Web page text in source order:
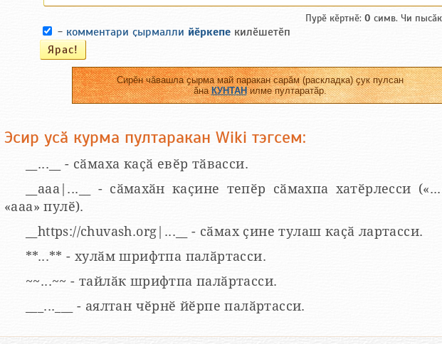
Пурӗ кӗртнӗ: 0 симв. Чи
- комментари ҫырмалли йӗркепе килӗшетӗп
Сирӗн чӑвашла ҫырма май паракан сарӑм (раскладка) ҫук пулсан
ӑнаКУНТАНилме пултаратӑр.
Эсир усӑ курма пултаракан Wiki тэгсем:
__...__ - сӑмаха каҫӑ евӗр тӑвасси.
__aaa|...__ - сӑмахӑн каҫине тепӗр сӑмахпа хатӗрлесси
«ааа» пулӗ).
__https://chuvash.org|...__ - сӑмах ҫине тулаш каҫӑ лартасси.
**...** - хулӑм шрифтпа палӑртасси.
~~...~~ - тайлӑк шрифтпа палӑртасси.
___...___ - аялтан чӗрнӗ йӗрпе палӑртасси.